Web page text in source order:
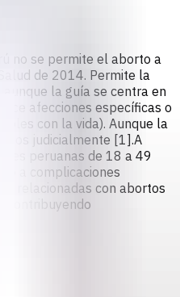
no se permite el aborto a
de 2014. Permite la
la guía se centra en
afecciones específicas o
con la vida). Aunque la
judicialmente [1].A
peruanas de 18 a 49
a complicaciones
relacionadas con abortos
contribuyendo